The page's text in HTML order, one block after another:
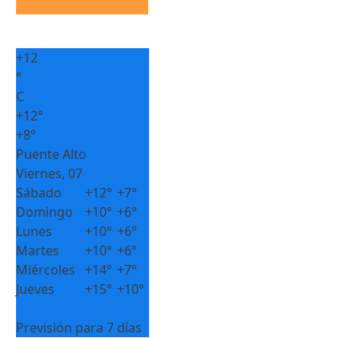
+12
°
C
+12°
+8°
Puente Alto
Viernes, 07
Sábado
+12° +7°
Domingo
+10° +6°
Lunes
+10° +6°
Martes
+10° +6°
Miércoles +14° +7°
Jueves
+15° +10°
Previsión para 7 días